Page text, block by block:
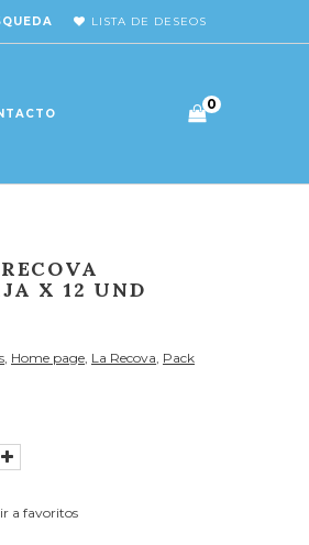
LISTA DE DESEOS
0
X 12 UND
, Home page, La Recova, Pack
a favoritos